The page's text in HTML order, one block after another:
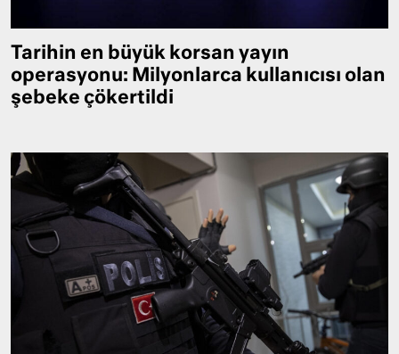
Tarihin en büyük korsan yayın
operasyonu: Milyonlarca kullanıcısı olan
şebeke çökertildi